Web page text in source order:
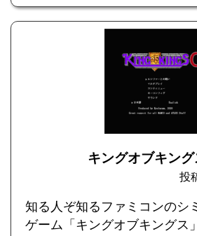
キングオブキン
投
知る人ぞ知るファミコンのシ
ゲーム「キングオブキングス